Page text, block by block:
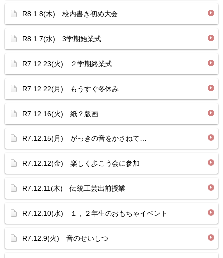
R8.1.8(木) 校内書き初め大会
R8.1.7(水) 3学期始業式
R7.12.23(火) ２学期終業式
R7.12.22(月) もうすぐ冬休み
R7.12.16(火) 紙？版画
R7.12.15(月) がっきの音をかさねて…
R7.12.12(金) 楽しく歩こう会に参加
R7.12.11(木) 伝統工芸出前授業
R7.12.10(水) １，２年生のおもちゃイベント
R7.12.9(火) 音のせいしつ